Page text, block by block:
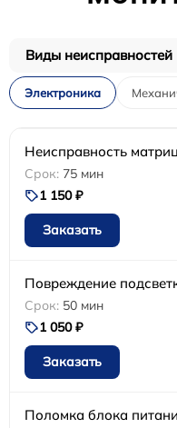
Виды неисправностей
Электроника
Неисправность
75 мин
1 150 ₽
Заказать
Повреждение
50 мин
1 050 ₽
Заказать
Поломка блока